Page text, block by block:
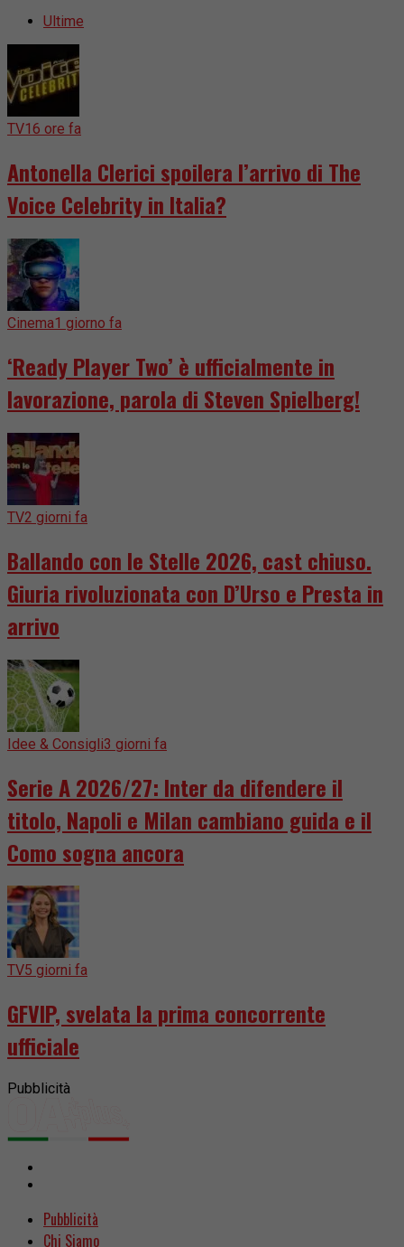
Ultime
TV16 ore fa
Antonella Clerici spoilera l’arrivo di The
Voice Celebrity in Italia?
Cinema1 giorno fa
‘Ready Player Two’ è ufficialmente in
lavorazione, parola di Steven Spielberg!
TV2 giorni fa
Ballando con le Stelle 2026, cast chiuso.
Giuria rivoluzionata con D’Urso e Presta in
arrivo
Idee & Consigli3 giorni fa
Serie A 2026/27: Inter da difendere il
titolo, Napoli e Milan cambiano guida e il
Como sogna ancora
TV5 giorni fa
GFVIP, svelata la prima concorrente
ufficiale
Pubblicità
Pubblicità
Chi Siamo